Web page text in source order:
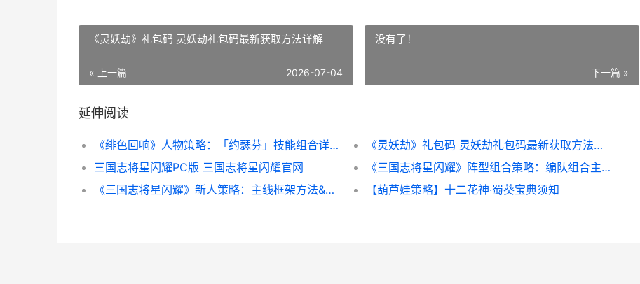
《灵妖劫》礼包码 灵妖劫礼包码最新获取方法详解
« 上一篇 2026-07-04
没有了！
下一篇 »
延伸阅读
《绯色回响》人物策略：「约瑟芬」技能组合详细解答 绯色百科
《灵妖劫》礼包码 灵妖劫礼包码最新获取方法详解
三国志将星闪耀PC版 三国志将星闪耀官网
《三国志将星闪耀》阵型组合策略：编队组合主推 三国志 新星
《三国志将星闪耀》新人策略：主线框架方法&武将养成组合机制说明 三国志将星传武将录用地点
【葫芦娃策略】十二花神·蜀葵宝典须知